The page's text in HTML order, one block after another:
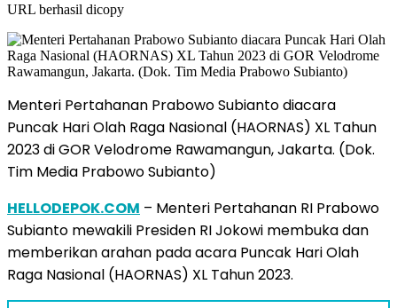
URL berhasil dicopy
Menteri Pertahanan Prabowo Subianto diacara
Puncak Hari Olah Raga Nasional (HAORNAS) XL Tahun
2023 di GOR Velodrome Rawamangun, Jakarta. (Dok.
Tim Media Prabowo Subianto)
HELLODEPOK.COM – Menteri Pertahanan RI Prabowo
Subianto mewakili Presiden RI Jokowi membuka dan
memberikan arahan pada acara Puncak Hari Olah
Raga Nasional (HAORNAS) XL Tahun 2023.